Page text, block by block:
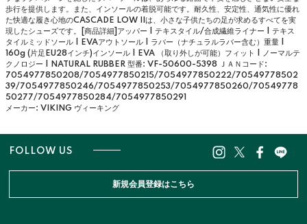
歩行を提供します。また、インソールの着脱可能です。耐久性、安定性、通気性に優れ
た快適な履き心地のCASCADE LOW IIは、小さな子供たちの足が求めるすべてを実
現したシューズです。[商品詳細]アッパー | テキスタイル/合成繊維ライナー | テキス
タイルミッドソール | EVAアウトソール | ラバー（ナチュラルラバー含む）重量 |
160g (片足EU28インチ)インソール | EVA （取り外しが可能）フィット | ノーマルテ
クノロジー | NATURAL RUBBER 型番: VF-50600-5398 ＪＡＮコード:
7054977850208/7054977850215/7054977850222/70549778502
39/7054977850246/7054977850253/7054977850260/70549778
50277/7054977850284/7054977850291
メーカー: VIKING ヴィーキング
FOLLOW US
新規会員登録はこちら